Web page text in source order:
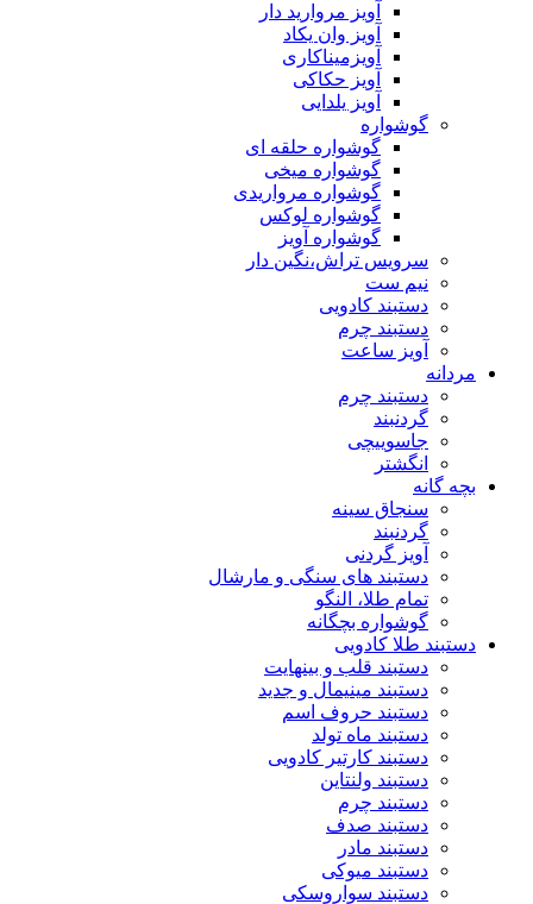
آویز مروارید دار
آویز وان یکاد
آویزمیناکاری
آویز حکاکی
آویز یلدایی
گوشواره
گوشواره حلقه ای
گوشواره میخی
گوشواره مرواریدی
گوشواره لوکس
گوشواره آویز
سرویس تراش،نگین دار
نیم ست
دستبند کادویی
دستبند چرم
آویز ساعت
مردانه
دستبند چرم
گردنبند
جاسوییچی
انگشتر
بچه گانه
سنجاق سینه
گردنبند
آویز گردنی
دستبند های سنگی و مارشال
تمام طلا، النگو
گوشواره بچگانه
دستبند طلا کادویی
دستبند قلب و بینهایت
دستبند مینیمال و جدید
دستبند حروف اسم
دستبند ماه تولد
دستبند کارتیر کادویی
دستبند ولنتاین
دستبند چرم
دستبند صدف
دستبند مادر
دستبند میوکی
دستبند سواروسکی